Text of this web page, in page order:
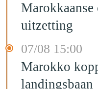
Marokkaanse
uitzetting
07/08 15:00
Marokko
landingsbaan